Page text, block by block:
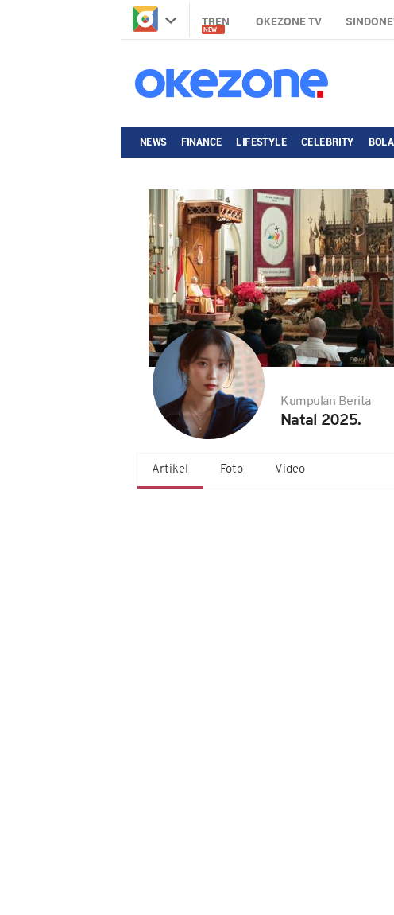
TREN
NEW
OKEZONE TV
NEWS FINANCE LIFESTYLE CELEBRITY BOLA
Kumpulan Berita
Natal 2025.
Artikel Foto Video